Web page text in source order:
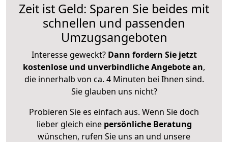
Zeit ist Geld: Sparen Sie beides mit
schnellen und passenden
Umzugsangeboten
Interesse geweckt? Dann fordern Sie jetzt
kostenlose und unverbindliche Angebote an,
die innerhalb von ca. 4 Minuten bei Ihnen sind.
Sie glauben uns nicht?
Probieren Sie es einfach aus. Wenn Sie doch
lieber gleich eine persönliche Beratung
wünschen, rufen Sie uns an und unsere